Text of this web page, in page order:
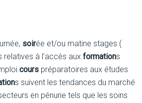
soirée et/ou matine stages (
relatives à l’accès aux formations
courspréparatoires aux études
s suivent les tendances du marché
en pénurie tels que les soins